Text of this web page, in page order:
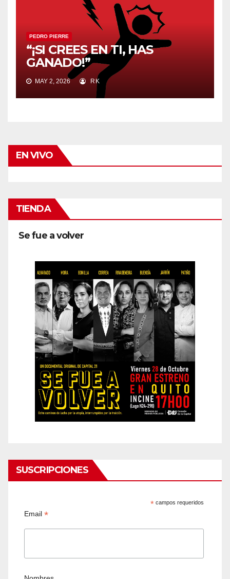
PEDRO PIERRE
“¡SI CREES EN TI, HAS
GANADO!”
MAY 2, 2026 RK
EN VIVO
TIENDA
Se fue a volver
SUSCRIPCIONES
* campos requeridos
Email*